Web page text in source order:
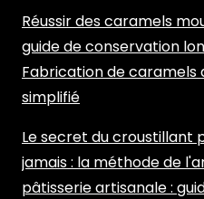
Réussir des caramels
guide de conservation
Fabrication de caramels
simplifié
Le secret du croustillant
jamais : la méthode de
pâtisserie artisanale :